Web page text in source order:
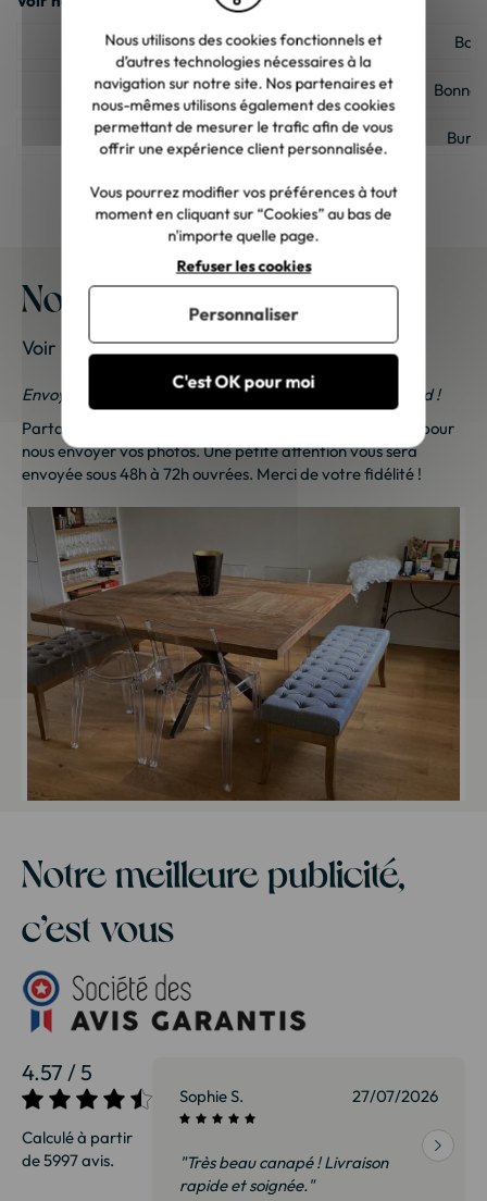
Armoire Chêne massif
Bibliothèque Chêne massif
Buffet Chêne massif
Canapé Chêne massif
Commode Chêne massif
Lit Chêne massif
Meuble de rangement Chêne massif
Meuble house : Meuble design pour la maison Meuble à
Table de repas Chêne massif
Nos meubles chez vous
Voir les photos de nos clients
Envoyez-nous vos photos ; une petite surprise vous attend !
Partagez vos photos et recevez une surprise !
pour
nous envoyer vos photos. Une petite attention vous sera
envoyée sous 48h à 72h ouvrées. Merci de votre fidélité !
Notre meilleure publicité,
c’est vous
4.57 / 5
Calculé à partir
de 5997 avis.
27/07/2026 Sophie S. 27/07/2026
"Très beau canapé ! Livraison
rapide et soignée."
Nous utilisons des cookies fonctionnels et
d’autres technologies nécessaires à la
navigation sur notre site. Nos partenaires et
nous-mêmes utilisons également des cookies
permettant de mesurer le trafic afin de vous
offrir une expérience client personnalisée.
Vous pourrez modifier vos préférences à tout
moment en cliquant sur “Cookies” au bas de
n'importe quelle page.
C'est OK pour moi
Refuser les cookies
Personnaliser